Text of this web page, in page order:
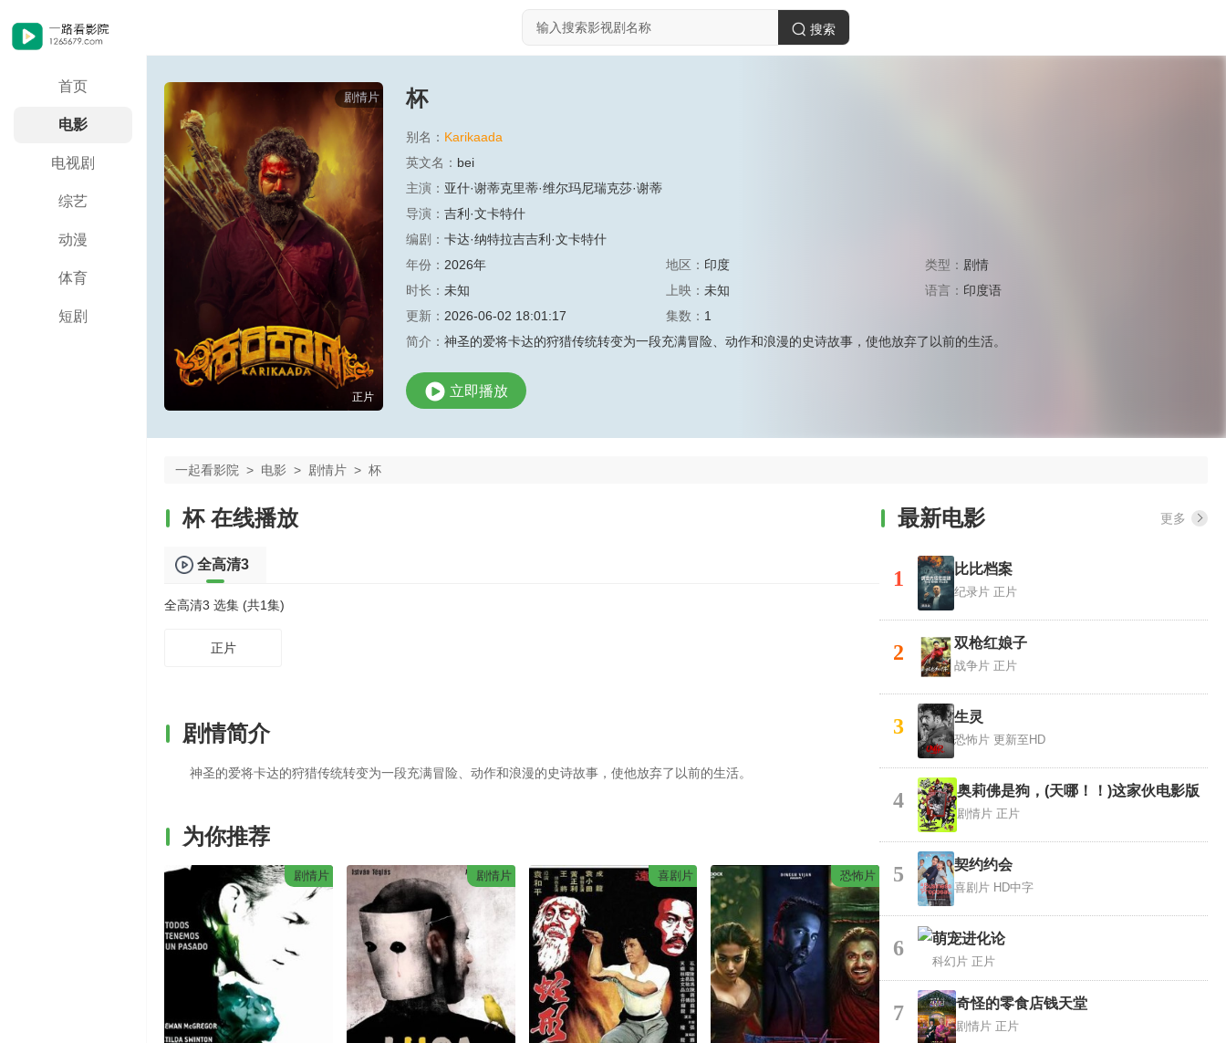
首页
电影
电视剧
综艺
动漫
体育
短剧
搜索
剧情片
正片
杯
别名： Karikaada
英文名： bei
主演： 亚什·谢蒂克里蒂·维尔玛尼瑞克莎·谢蒂
导演： 吉利·文卡特什
编剧： 卡达·纳特拉吉吉利·文卡特什
年份： 2026年 地区： 印度 类型： 剧情
时长： 未知 上映： 未知 语言： 印度语
更新： 2026-06-02 18:01:17 集数： 1
简介： 神圣的爱将卡达的狩猎传统转变为一段充满冒险、动作和浪漫的史诗故事，使他放弃了以前的生活。
立即播放
一起看影院 > 电影 > 剧情片 > 杯
杯 在线播放
全高清3
全高清3 选集 (共1集)
正片
剧情简介
神圣的爱将卡达的狩猎传统转变为一段充满冒险、动作和浪漫的史诗故事，使他放弃了以前的生活。
为你推荐
剧情片 剧情片 喜剧片 恐怖片
最新电影 更多
1 比比档案
纪录片 正片
2 双枪红娘子
战争片 正片
3 生灵
恐怖片 更新至HD
4 奥莉佛是狗，(天哪！！)这家伙电影版
剧情片 正片
5 契约约会
喜剧片 HD中字
6 萌宠进化论
科幻片 正片
7 奇怪的零食店钱天堂
剧情片 正片